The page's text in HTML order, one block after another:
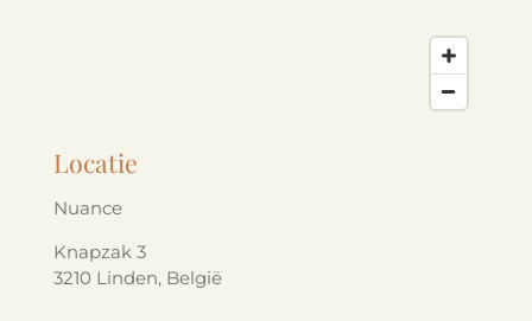
Locatie
Nuance
Knapzak 3
3210 Linden, België